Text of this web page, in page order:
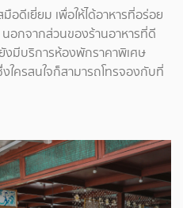
ดีเยี่ยม เพื่อให้ได้อาหารที่อร่อย
นอกจากส่วนของร้านอาหารที่ดี
งมีบริการห้องพักราคาพิเศษ
ใครสนใจก็สามารถโทรจองกับที่